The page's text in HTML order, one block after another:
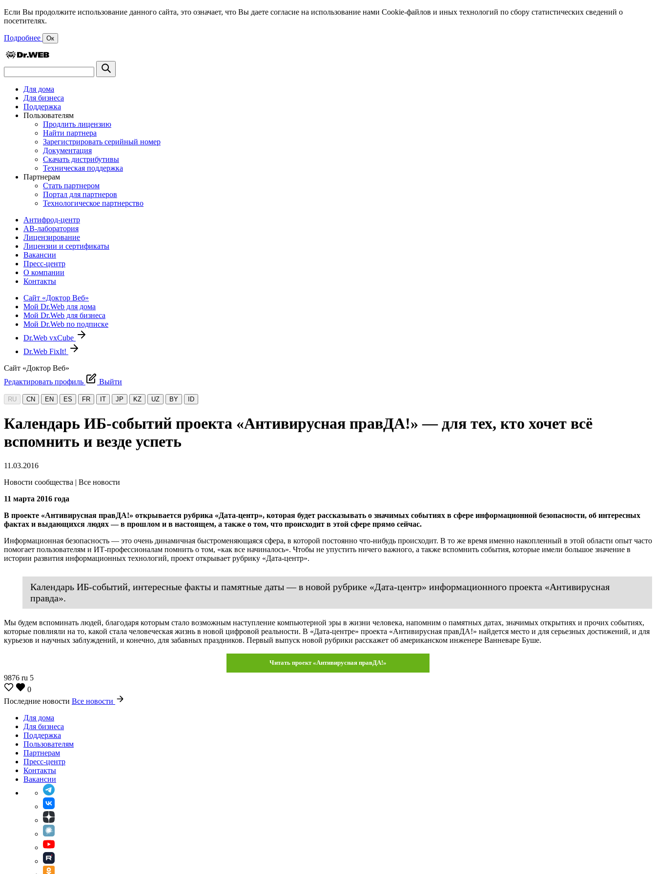
Если Вы продолжите использование данного сайта, это означает, что Вы даете согласие на использование нами Cookie-файлов и иных технологий по сбору статистических сведений о
посетителях.
Подробнее Ок
Для дома
Для бизнеса
Поддержка
Пользователям
Продлить лицензию
Найти партнера
Зарегистрировать серийный номер
Документация
Скачать дистрибутивы
Техническая поддержка
Партнерам
Стать партнером
Портал для партнеров
Технологическое партнерство
Антифрод-центр
АВ-лаборатория
Лицензирование
Лицензии и сертификаты
Вакансии
Пресс-центр
О компании
Контакты
Сайт «Доктор Веб»
Мой Dr.Web для дома
Мой Dr.Web для бизнеса
Мой Dr.Web по подписке
Dr.Web vxCube
Dr.Web FixIt!
Сайт «Доктор Веб»
Редактировать профиль
Выйти
RU CN EN ES FR IT JP KZ UZ BY ID
Календарь ИБ-событий проекта «Антивирусная правДА!» — для тех, кто хочет всё
вспомнить и везде успеть
11.03.2016
Новости сообщества | Все новости
11 марта 2016 года
В проекте «Антивирусная правДА!» открывается рубрика «Дата-центр», которая будет рассказывать о значимых событиях в сфере информационной безопасности, об интересных
фактах и выдающихся людях — в прошлом и в настоящем, а также о том, что происходит в этой сфере прямо сейчас.
Информационная безопасность — это очень динамичная быстроменяющаяся сфера, в которой постоянно что-нибудь происходит. В то же время именно накопленный в этой области опыт часто
помогает пользователям и ИТ-профессионалам помнить о том, «как все начиналось». Чтобы не упустить ничего важного, а также вспомнить события, которые имели большое значение в
истории развития информационных технологий, проект открывает рубрику «Дата-центр».
Календарь ИБ-событий, интересные факты и памятные даты — в новой рубрике «Дата-центр» информационного проекта «Антивирусная
правда».
Мы будем вспоминать людей, благодаря которым стало возможным наступление компьютерной эры в жизни человека, напомним о памятных датах, значимых открытиях и прочих событиях,
которые повлияли на то, какой стала человеческая жизнь в новой цифровой реальности. В «Дата-центре» проекта «Антивирусная правДА!» найдется место и для серьезных достижений, и для
курьезов и научных заблуждений, и конечно, для забавных праздников. Первый выпуск новой рубрики расскажет об американском инженере Ванневаре Буше.
Читать проект «Антивирусная правДА!»
9876 ru 5
0
Последние новости Все новости
Для дома
Для бизнеса
Поддержка
Пользователям
Партнерам
Пресс-центр
Контакты
Вакансии